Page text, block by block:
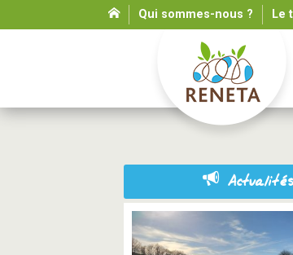
Qui sommes-nous ? Le
Actualités